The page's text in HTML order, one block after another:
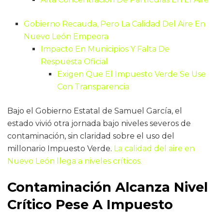
Gobierno Recauda, Pero La Calidad Del Aire En
Nuevo León Empeora
Impacto En Municipios Y Falta De
Respuesta Oficial
Exigen Que El Impuesto Verde Se Use
Con Transparencia
Bajo el Gobierno Estatal de Samuel García, el
estado vivió otra jornada bajo niveles severos de
contaminación, sin claridad sobre el uso del
millonario Impuesto Verde. La calidad del aire en
Nuevo León llega a niveles críticos.
Contaminación Alcanza Nivel
Crítico Pese A Impuesto